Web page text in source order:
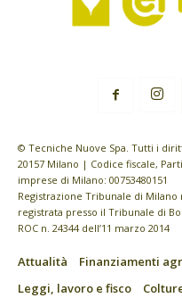
© Tecniche Nuove Spa. Tutti i
20157 Milano | Codice fiscale,
imprese di Milano: 00753480151
Registrazione Tribunale di Milano
registrata presso il Tribunale di
ROC n. 24344 dell’11 marzo 2014
Attualità Finanziamenti
Leggi, lavoro e fisco